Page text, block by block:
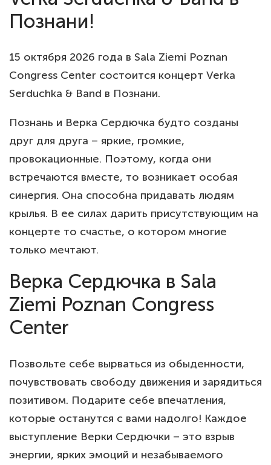
Познани!
15 октября 2026 года в Sala Ziemi Poznan
Congress Center состоится концерт Verka
Serduchka & Band в Познани.
Познань и Верка Сердючка будто созданы
друг для друга – яркие, громкие,
провокационные. Поэтому, когда они
встречаются вместе, то возникает особая
синергия. Она способна придавать людям
крылья. В ее силах дарить присутствующим на
концерте то счастье, о котором многие
только мечтают.
Верка Сердючка в Sala
Ziemi Poznan Congress
Center
Позвольте себе вырваться из обыденности,
почувствовать свободу движения и зарядиться
позитивом. Подарите себе впечатления,
которые останутся с вами надолго! Каждое
выступление Верки Сердючки – это взрыв
энергии, ярких эмоций и незабываемого